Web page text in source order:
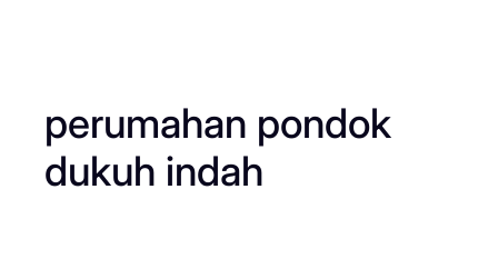
perumahan pondok
dukuh indah